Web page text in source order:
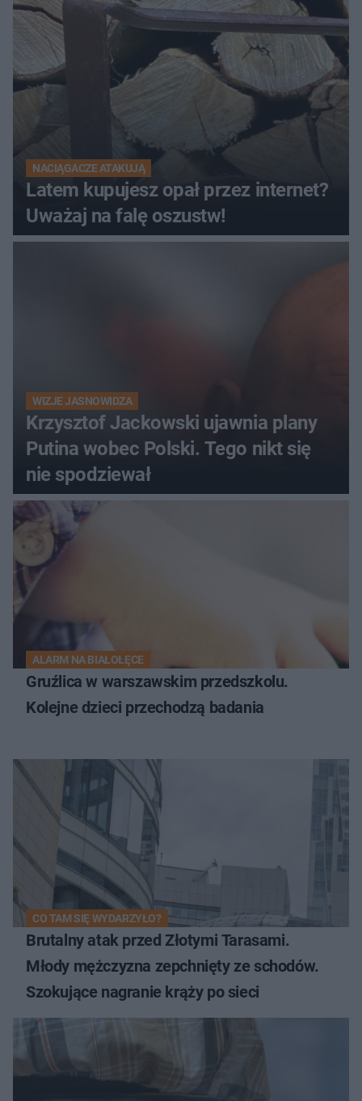
NACIĄGACZE ATAKUJĄ
Latem kupujesz opał przez internet?
Uważaj na falę oszustw!
WIZJE JASNOWIDZA
Krzysztof Jackowski ujawnia plany
Putina wobec Polski. Tego nikt się
nie spodziewał
ALARM NA BIAŁOŁĘCE
Gruźlica w warszawskim przedszkolu.
Kolejne dzieci przechodzą badania
CO TAM SIĘ WYDARZYŁO?
Brutalny atak przed Złotymi Tarasami.
Młody mężczyzna zepchnięty ze schodów.
Szokujące nagranie krąży po sieci